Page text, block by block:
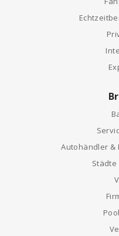
Autohändler &
Städte